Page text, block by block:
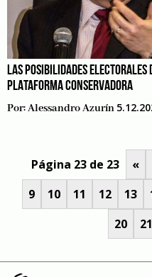
LAS POSIBILIDADES ELECTORALES
PLATAFORMA CONSERVADORA
Por:Alessandro Azurín
Página 23 de 23 «
9
10 11 12 13
20
21